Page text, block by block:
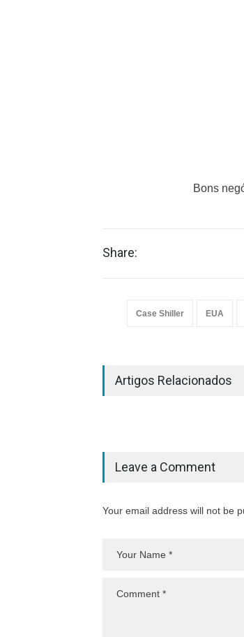
Bons
Share:
Case Shiller EUA
Artigos Relacionados
Leave a Comment
Your email address will not be